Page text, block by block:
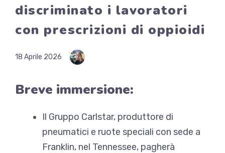
discriminato i lavoratori
con prescrizioni di oppioidi
18 Aprile 2026
Breve immersione:
Il Gruppo Carlstar, produttore di
pneumatici e ruote speciali con sede a
Franklin, nel Tennessee, pagherà